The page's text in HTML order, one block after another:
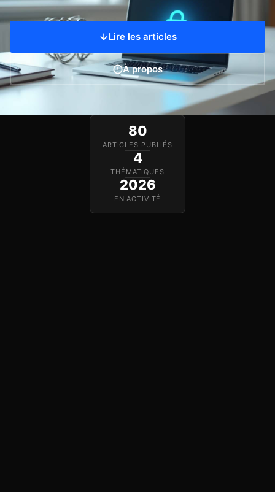
Lire les articles
À propos
80
ARTICLES PUBLIÉS
4
THÉMATIQUES
2026
EN ACTIVITÉ